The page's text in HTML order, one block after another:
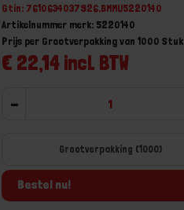
Gtin: 7610634037926,BMMU5220140
Artikelnummer merk: 5220140
€ 22,14 incl. BTW
Prijs per Grootverpakking van 1000 Stuk
-
Grootverpakking (1000)
Bestel nu!